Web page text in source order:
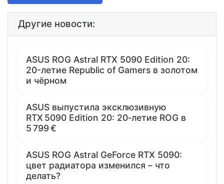
Другие новости:
ASUS ROG Astral RTX 5090 Edition 20:
20-летие Republic of Gamers в золотом
и чёрном
ASUS выпустила эксклюзивную
RTX 5090 Edition 20: 20‑летие ROG в
5 799 €
ASUS ROG Astral GeForce RTX 5090:
цвет радиатора изменился – что
делать?